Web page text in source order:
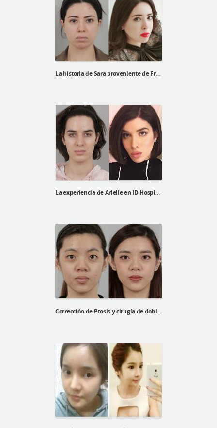
La historia de Sara proveniente de Francia